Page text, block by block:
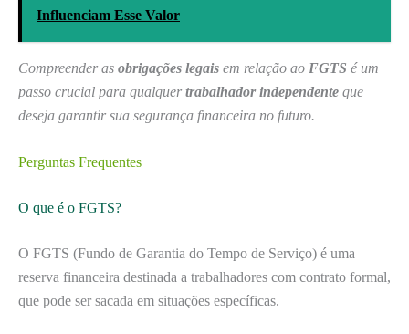
Influenciam Esse Valor
Compreender as obrigações legais em relação ao FGTS é um
passo crucial para qualquertrabalhador independente que
deseja garantir sua segurança financeira no futuro.
Perguntas Frequentes
O que é o FGTS?
O FGTS (Fundo de Garantia do Tempo de Serviço) é uma
reserva financeira destinada a trabalhadores com contrato formal,
que pode ser sacada em situações específicas.